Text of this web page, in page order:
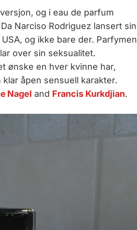
og i eau de parfum
Narciso Rodriguez lansert sin
og ikke bare der. Parfymen
over sin seksualitet.
ønske en hver kvinne har,
åpen sensuell karakter.
Nagel and Francis Kurkdjian.